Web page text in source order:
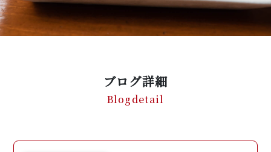
ブログ詳細
Blogdetail